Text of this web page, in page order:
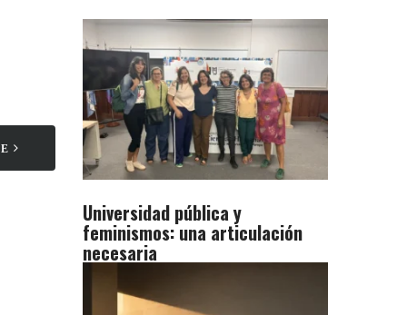
Universidad pública y
feminismos: una articulación
necesaria